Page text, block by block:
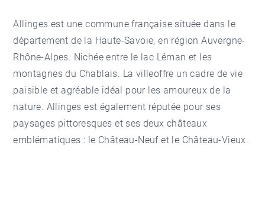
Allinges est une commune française située dans le
département de la Haute-Savoie, en région Auvergne-
Rhône-Alpes. Nichée entre le lac Léman et les
montagnes du Chablais. La villeoffre un cadre de vie
paisible et agréable idéal pour les amoureux de la
nature. Allinges est également réputée pour ses
paysages pittoresques et ses deux châteaux
emblématiques : le Château-Neuf et le Château-Vieux.